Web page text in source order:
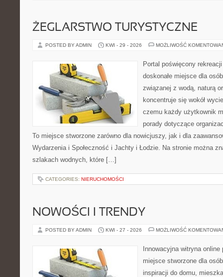
ŻEGLARSTWO TURYSTYCZNE
POSTED BY ADMIN KWI - 29 - 2026 MOŻLIWOŚĆ
Portal poświęcony
doskonałe miejsce dla
związanej z wodą, naturą
koncentruje się wokół
czemu każdy użytkownik
porady dotyczące
To miejsce stworzone zarówno dla nowicjuszy, jak i dla
Wydarzenia i Społeczność i Jachty i Łodzie. Na stronie można
szlakach wodnych, które […]
CATEGORIES: NIERUCHOMOŚCI
NOWOŚCI I TRENDY
POSTED BY ADMIN KWI - 27 - 2026 MOŻLIWOŚĆ
Innowacyjna witryna
miejsce stworzone dla
inspiracji do domu,